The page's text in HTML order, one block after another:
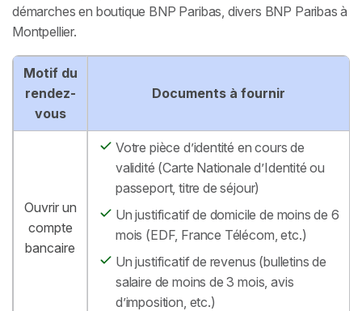
démarches en boutique BNP Paribas, divers BNP Paribas à
Montpellier.
Motif du
rendez-
vous
Documents à fournir
Ouvrir un
compte
bancaire
Votre pièce d’identité en cours de
validité (Carte Nationale d’Identité ou
passeport, titre de séjour)
Un justificatif de domicile de moins de 6
mois (EDF, France Télécom, etc.)
Un justificatif de revenus (bulletins de
salaire de moins de 3 mois, avis
d’imposition, etc.)